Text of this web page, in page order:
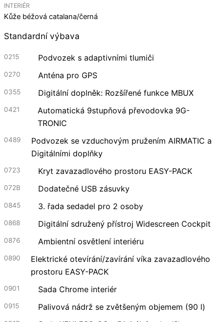
INTERIÉR
Kůže béžová catalana/černá
Standardní výbava
0215 Podvozek s adaptivními tlumiči
0270 Anténa pro GPS
0355 Digitální doplněk: Rozšířené funkce MBUX
0421
Automatická 9stupňová převodovka 9G-
TRONIC
0489
Podvozek se vzduchovým pružením AIRMATIC a
Digitálními doplňky
0723 Kryt zavazadlového prostoru EASY-PACK
072B Dodatečné USB zásuvky
0845 3. řada sedadel pro 2 osoby
0868 Digitální sdružený přístroj Widescreen Cockpit
0876 Ambientní osvětlení interiéru
0890
Elektrické otevírání/zavírání víka zavazadlového
prostoru EASY-PACK
0901 Sada Chrome interiér
0915 Palivová nádrž se zvětšeným objemem (90 l)